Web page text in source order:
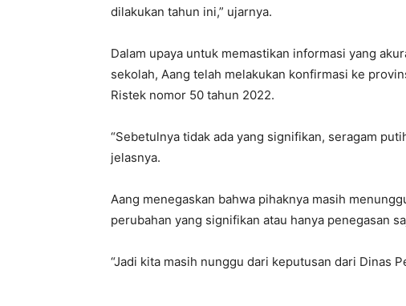
dilakukan tahun ini,” ujarnya.
Dalam upaya untuk memastikan informasi yang
sekolah, Aang telah melakukan konfirmasi ke
Ristek nomor 50 tahun 2022.
“Sebetulnya tidak ada yang signifikan, seragam
jelasnya.
Aang menegaskan bahwa pihaknya masih
perubahan yang signifikan atau hanya penegasan
“Jadi kita masih nunggu dari keputusan dari Dinas